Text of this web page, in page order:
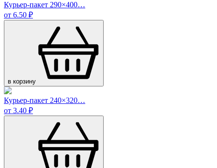
Курьер-пакет 290×400…
от 6.50 ₽
в корзину
Курьер-пакет 240×320…
от 3.40 ₽